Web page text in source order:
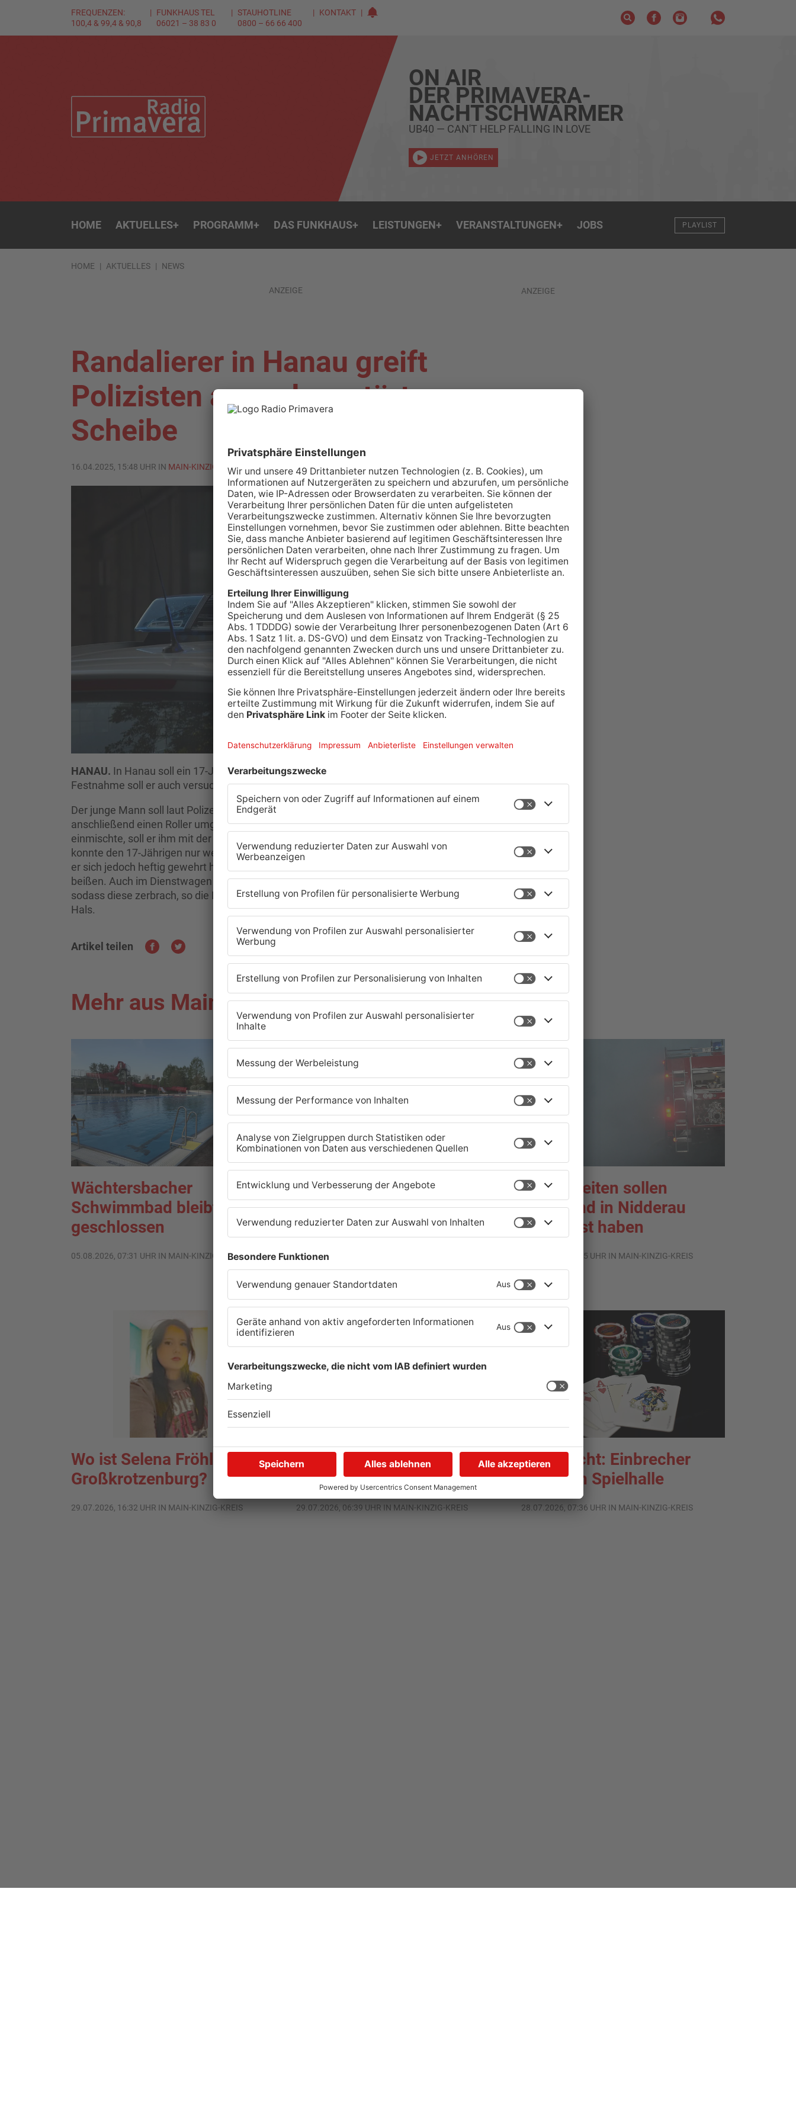
FREQUENZEN:
100,4 & 99,4 & 90,8
FUNKHAUS TEL
06021 – 38 83 0
STAUHOTLINE
0800 – 66 66 400
KONTAKT
ON AIR
DER PRIMAVERA-
NACHTSCHWÄRMER
UB40 — CAN'T HELP FALLING IN LOVE
JETZT ANHÖREN
HOME AKTUELLES+ PROGRAMM+ DAS FUNKHAUS+ LEISTUNGEN+ VERANSTALTUNGEN+ JOBS PLAYLIST
HOME AKTUELLES NEWS
ANZEIGE
Randalierer in Hanau greift
Polizisten an und zerstört
Scheibe
16.04.2025, 15:48 UHR IN MAIN-KINZIG-KREIS
HANAU. In Hanau soll ein 17-Jähriger vor einem Café randaliert haben. Bei seiner
Festnahme soll er auch versucht haben, einen Polizisten zu beißen.
Der junge Mann soll laut Polizei zunächst einen Plastiktisch des Cafés umgeworfen und
anschließend einen Roller umgestoßen haben. Als sich offenbar ein 19-Jähriger
einmischte, soll er ihm mit der Faust ins Gesicht geschlagen haben. Eine Hanauer Streife
konnte den 17-Jährigen nur wenige Meter weiter festnehmen. Gegen seine Festnahme soll
er sich jedoch heftig gewehrt haben: Er soll sogar versucht haben, einen Beamten zu
beißen. Auch im Dienstwagen randalierte er weiter und trat gegen die hintere Scheibe,
sodass diese zerbrach, so die Polizei. Jetzt hat der 17-Jährige gleich mehrere Anzeigen am
Hals.
Artikel teilen
ANZEIGE
Mehr aus Main-Kinzig-Kreis
Wächtersbacher
Schwimmbad bleibt heute
geschlossen
05.08.2026, 07:31 UHR IN MAIN-KINZIG-KREIS
Neue Sperrungen rund um
Biebergemünd
02.08.2026, 08:33 UHR IN MAIN-KINZIG-KREIS
Gleisarbeiten sollen
Feldbrand in Nidderau
ausgelöst haben
31.07.2026, 06:25 UHR IN MAIN-KINZIG-KREIS
Wo ist Selena Fröhlich aus
Großkrotzenburg?
29.07.2026, 16:32 UHR IN MAIN-KINZIG-KREIS
Grundschule in Freigericht
verwüstet
29.07.2026, 06:39 UHR IN MAIN-KINZIG-KREIS
Freigericht: Einbrecher
plündern Spielhalle
28.07.2026, 07:36 UHR IN MAIN-KINZIG-KREIS